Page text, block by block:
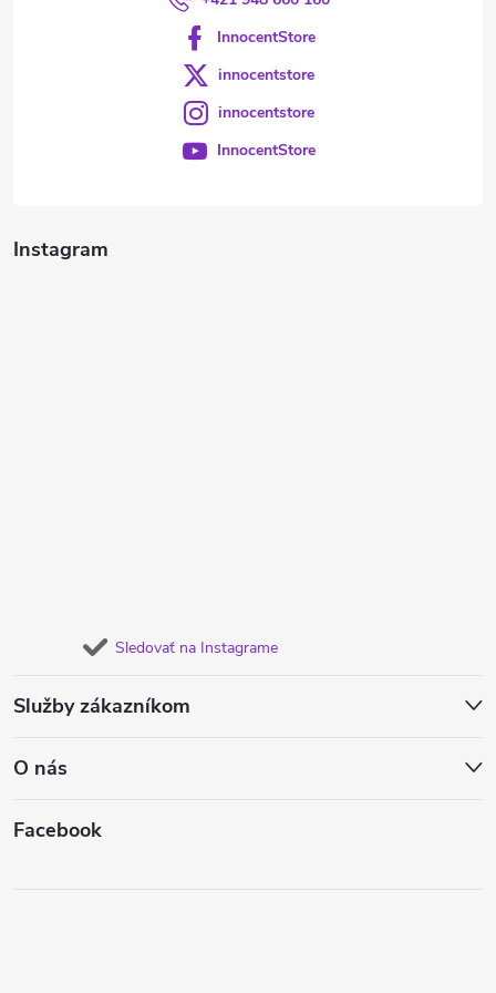
Instagram
Sledovať na Instagrame
Služby zákazníkom
O nás
Facebook
InnocentStore
innocentstore
innocentstore
InnocentStore